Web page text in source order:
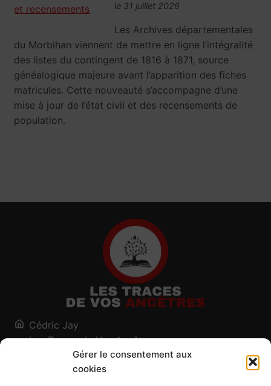
Gérer le consentement aux
cookies
le 31 juillet 2026
Les Archives départementales
du Morbihan viennent de mettre en ligne l’intégralité
des listes du contingent de 1816 à 1871, source
généalogique majeure avant l’apparition des fiches
matricules. Cette nouveauté s’accompagne d’une
mise à jour de l’état civil et des recensements de
population.
Cédric Jay
Les Traces de Vos Ancêtres
120, chemin des Salines
73200 Albertville - Savoie